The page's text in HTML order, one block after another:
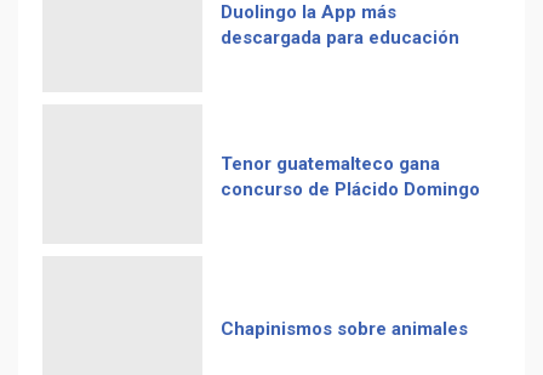
Duolingo la App más
descargada para educación
Tenor guatemalteco gana
concurso de Plácido Domingo
Chapinismos sobre animales